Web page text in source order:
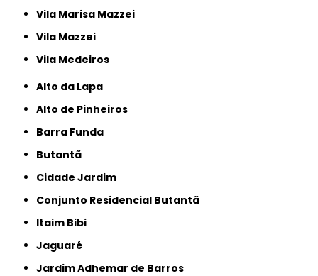
Vila Marisa Mazzei
Vila Mazzei
Vila Medeiros
Alto da Lapa
Alto de Pinheiros
Barra Funda
Butantã
Cidade Jardim
Conjunto Residencial Butantã
Itaim Bibi
Jaguaré
Jardim Adhemar de Barros